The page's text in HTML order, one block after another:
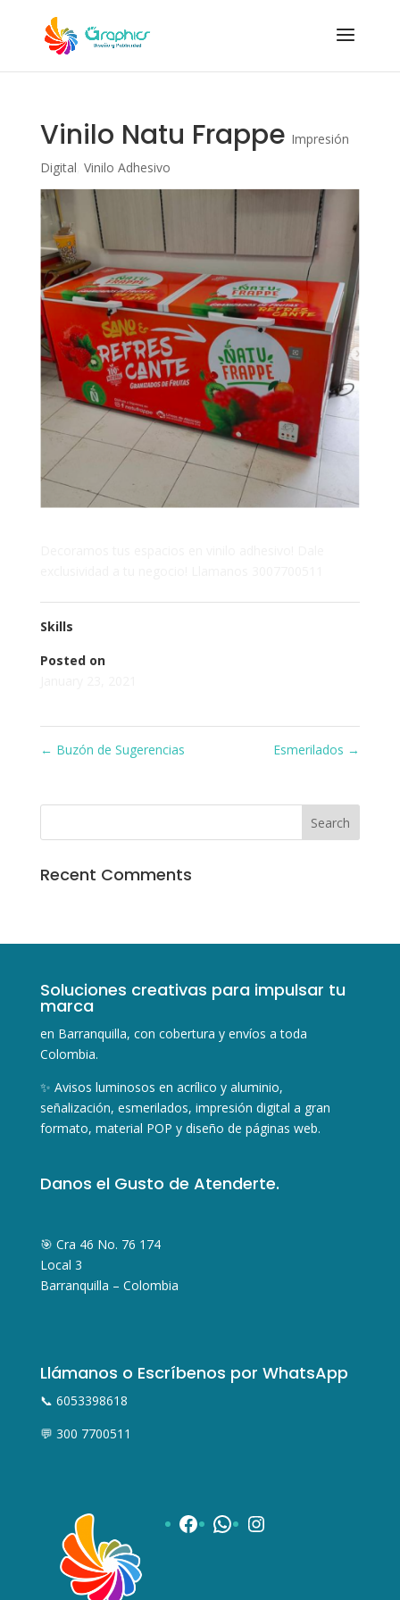
Vinilo Natu Frappe Impresión
Digital Vinilo Adhesivo
Skills
Posted on
← Buzón de Sugerencias Esmerilados →
Recent Comments
Soluciones creativas para impulsar tu
marca
en Barranquilla, con cobertura y envíos a toda
Colombia.
✨ Avisos luminosos en acrílico y aluminio,
señalización, esmerilados, impresión digital a gran
formato, material POP y diseño de páginas web.
Danos el Gusto de Atenderte.
🎯 Cra 46 No. 76 174
Local 3
Barranquilla – Colombia
Llámanos o Escríbenos por WhatsApp
📞 6053398618
💬 300 7700511
Facebook
WhatsApp
Instagram